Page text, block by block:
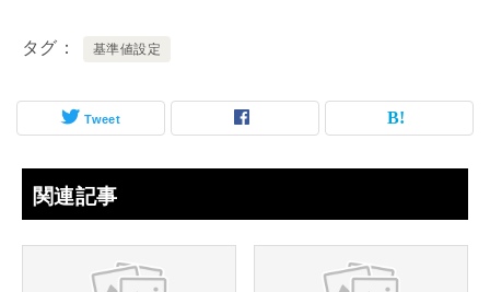
タグ 基準値設定
Tweet
関連記事